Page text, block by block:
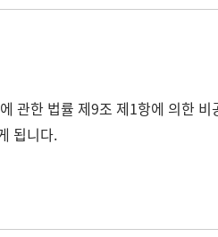
관한 법률 제9조 제1항에 의한
됩니다.